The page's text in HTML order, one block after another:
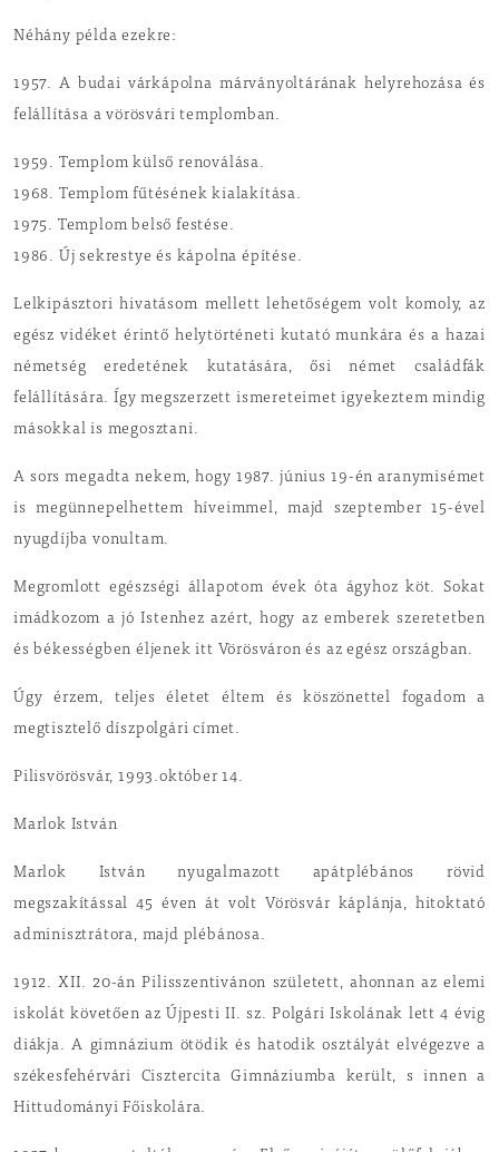
Néhány példa ezekre:
1957. A budai várkápolna márványoltárának helyrehozása és
felállítása a vörösvári templomban.
1959. Templom külső renoválása.
1968. Templom fűtésének kialakítása.
1975. Templom belső festése.
1986. Új sekrestye és kápolna építése.
Lelkipásztori hivatásom mellett lehetőségem volt komoly, az
egész vidéket érintő helytörténeti kutató munkára és a hazai
németség eredetének kutatására, ősi német családfák
felállítására. Így megszerzett ismereteimet igyekeztem mindig
másokkal is megosztani.
A sors megadta nekem, hogy 1987. június 19-én aranymisémet
is megünnepelhettem híveimmel, majd szeptember 15-ével
nyugdíjba vonultam.
Megromlott egészségi állapotom évek óta ágyhoz köt. Sokat
imádkozom a jó Istenhez azért, hogy az emberek szeretetben
és békességben éljenek itt Vörösváron és az egész országban.
Úgy érzem, teljes életet éltem és köszönettel fogadom a
megtisztelő díszpolgári címet.
Pilisvörösvár, 1993.október 14.
Marlok István
Marlok István nyugalmazott apátplébános rövid
megszakítással 45 éven át volt Vörösvár káplánja, hitoktató
adminisztrátora, majd plébánosa.
1912. XII. 20-án Pilisszentivánon született, ahonnan az elemi
iskolát követően az Újpesti II. sz. Polgári Iskolának lett 4 évig
diákja. A gimnázium ötödik és hatodik osztályát elvégezve a
székesfehérvári Cisztercita Gimnáziumba került, s innen a
Hittudományi Főiskolára.